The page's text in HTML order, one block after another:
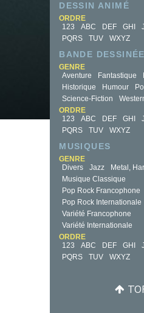
DESSIN ANIMÉ
ORDRE
123
ABC DEF GHI
PQRS
TUV WXYZ
BANDE
GENRE
Aventure
Fantastique
Historique
Humour
Science-Fiction
ORDRE
123
ABC DEF GHI
PQRS
TUV WXYZ
MUSIQUES
GENRE
Divers
Jazz
Metal,
Musique Classique
Pop Rock Francophone
Pop Rock Internationale
Variété Francophone
Variété Internationale
ORDRE
123
ABC DEF GHI
PQRS
TUV WXYZ